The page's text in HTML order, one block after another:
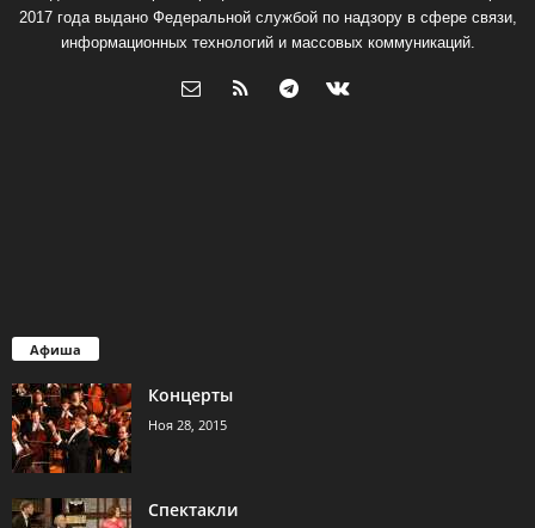
2017 года выдано Федеральной службой по надзору в сфере связи,
информационных технологий и массовых коммуникаций.
Афиша
Концерты
Ноя 28, 2015
Спектакли